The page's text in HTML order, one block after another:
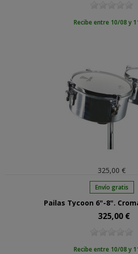
Recibe entre 10/08 y
325,00 €
Envío gratis
Pailas Tycoon 6"-8".
Precio
325,00 €
Recibe entre 10/08 y